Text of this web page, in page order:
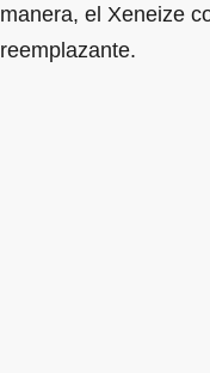
manera, el Xeneize
reemplazante.